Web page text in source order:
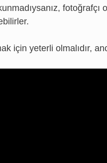
fotoğrafçı
için yeterli olmalıdır,